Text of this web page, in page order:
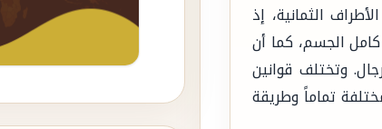
الثمانية، إذ
كامل الجسم، كما أن
وتختلف قوانين
تماماً وطريقة